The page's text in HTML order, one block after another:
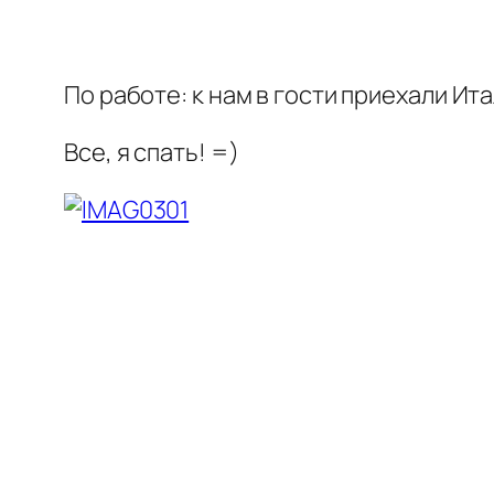
По работе: к нам в гости приехали
Все, я спать! =)